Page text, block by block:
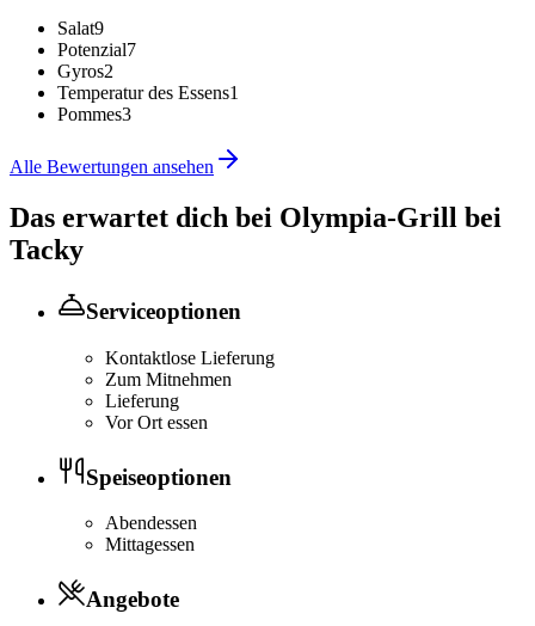
Salat9
Potenzial7
Gyros2
Temperatur des Essens1
Pommes3
Alle Bewertungen ansehen
Das erwartet dich bei Olympia-Grill bei
Tacky
Serviceoptionen
Kontaktlose Lieferung
Zum Mitnehmen
Lieferung
Vor Ort essen
Speiseoptionen
Abendessen
Mittagessen
Angebote